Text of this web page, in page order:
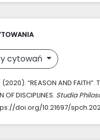
cytowań
“REASON AND FAITH”.
OF DISCIPLINES. Studia
doi.org/10.21697/